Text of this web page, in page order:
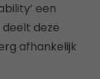
een
deelt deze
afhankelijk